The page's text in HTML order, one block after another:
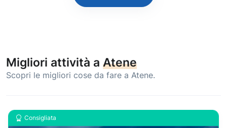
Migliori attività a Atene
Scopri le migliori cose da fare a Atene.
Consigliata